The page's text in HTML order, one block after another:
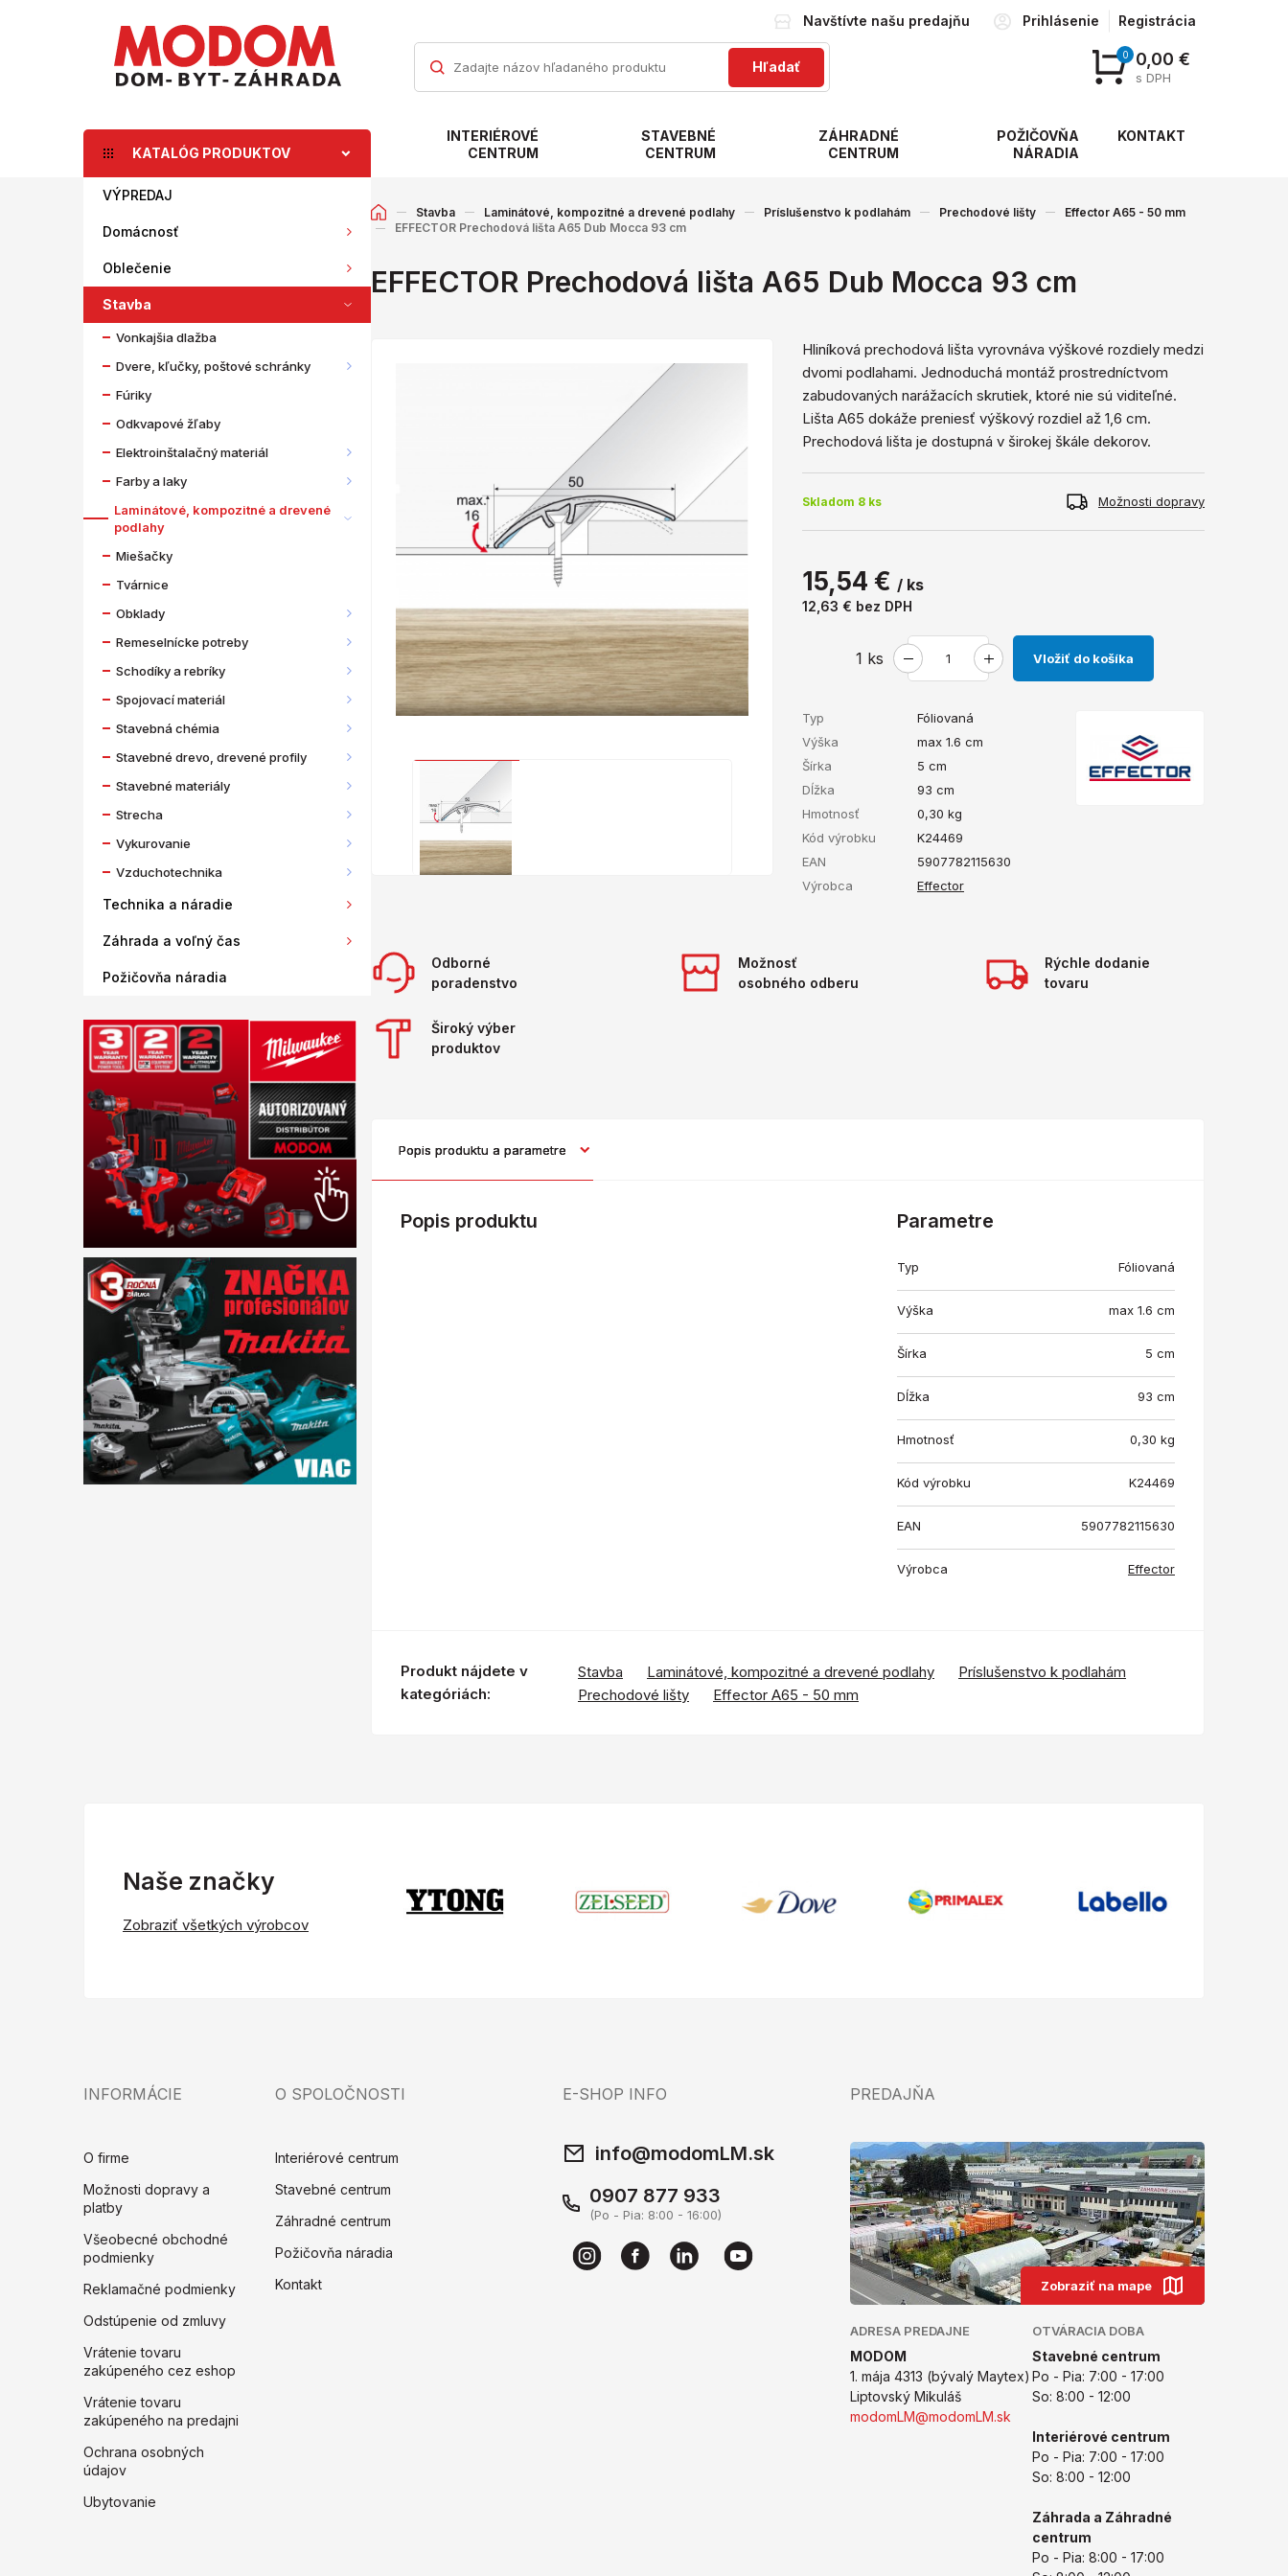
Navštívte našu predajňu Prihlásenie Registrácia
Hľadať
0 0,00 €
s DPH
INTERIÉROVÉ
CENTRUM
STAVEBNÉ
CENTRUM
ZÁHRADNÉ
CENTRUM
POŽIČOVŇA
NÁRADIA
KONTAKT
KATALÓG PRODUKTOV
VÝPREDAJ
Domácnosť
Oblečenie
Stavba
Vonkajšia dlažba
Dvere, kľučky, poštové schránky
Fúriky
Odkvapové žľaby
Elektroinštalačný materiál
Farby a laky
Laminátové, kompozitné a drevené
podlahy
Miešačky
Tvárnice
Obklady
Remeselnícke potreby
Schodíky a rebríky
Spojovací materiál
Stavebná chémia
Stavebné drevo, drevené profily
Stavebné materiály
Strecha
Vykurovanie
Vzduchotechnika
Technika a náradie
Záhrada a voľný čas
Požičovňa náradia
Stavba Laminátové, kompozitné a drevené podlahy Príslušenstvo k podlahám Prechodové lišty
Effector A65 - 50 mm
EFFECTOR Prechodová lišta A65 Dub Mocca 93 cm
EFFECTOR Prechodová lišta A65 Dub Mocca 93 cm
Hliníková prechodová lišta vyrovnáva výškové rozdiely medzi
dvomi podlahami. Jednoduchá montáž prostredníctvom
zabudovaných narážacích skrutiek, ktoré nie sú viditeľné.
Lišta A65 dokáže preniesť výškový rozdiel až 1,6 cm.
Prechodová lišta je dostupná v širokej škále dekorov.
Skladom 8 ks Možnosti dopravy
15,54 € / ks
12,63 € bez DPH
1 ks Vložiť do košíka
Typ
Fóliovaná
Výška
max 1.6 cm
Šírka
5 cm
Dĺžka
93 cm
Hmotnosť
0,30 kg
Kód výrobku
K24469
EAN
5907782115630
Výrobca
Effector
Odborné
poradenstvo
Možnosť
osobného odberu
Rýchle dodanie
tovaru
Široký výber
produktov
Popis produktu a parametre
Popis produktu Parametre
Typ Fóliovaná
Výška max 1.6 cm
Šírka 5 cm
Dĺžka 93 cm
Hmotnosť 0,30 kg
Kód výrobku K24469
EAN 5907782115630
Výrobca Effector
Produkt nájdete v
kategóriách:
Stavba Laminátové, kompozitné a drevené podlahy
Príslušenstvo k podlahám
Prechodové lišty
Effector A65 - 50 mm
Naše značky
Zobraziť všetkých výrobcov
INFORMÁCIE
O firme
Možnosti dopravy a
platby
Všeobecné obchodné
podmienky
Reklamačné podmienky
Odstúpenie od zmluvy
Vrátenie tovaru
zakúpeného cez eshop
Vrátenie tovaru
zakúpeného na predajni
Ochrana osobných
údajov
Ubytovanie
O SPOLOČNOSTI
Interiérové centrum
Stavebné centrum
Záhradné centrum
Požičovňa náradia
Kontakt
E-SHOP INFO
info@modomLM.sk
0907 877 933
(Po - Pia: 8:00 - 16:00)
PREDAJŇA
Zobraziť na mape
ADRESA PREDAJNE
MODOM
1. mája 4313 (bývalý Maytex)
Liptovský Mikuláš
modomLM@modomLM.sk
OTVÁRACIA DOBA
Stavebné centrum
Po - Pia: 7:00 - 17:00
So: 8:00 - 12:00
Interiérové centrum
Po - Pia: 7:00 - 17:00
So: 8:00 - 12:00
Záhrada a Záhradné
centrum
Po - Pia: 8:00 - 17:00